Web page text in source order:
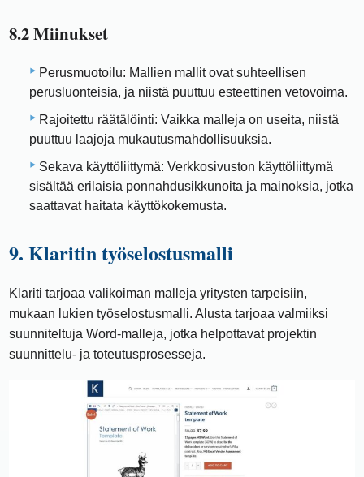
8.2 Miinukset
Perusmuotoilu: Mallien mallit ovat suhteellisen
perusluonteisia, ja niistä puuttuu esteettinen vetovoima.
Rajoitettu räätälöinti: Vaikka malleja on useita, niistä
puuttuu laajoja mukautusmahdollisuuksia.
Sekava käyttöliittymä: Verkkosivuston käyttöliittymä
sisältää erilaisia ​​ponnahdusikkunoita ja mainoksia, jotka
saattavat haitata käyttökokemusta.
9. Klaritin työselostusmalli
Klariti tarjoaa valikoiman malleja yritysten tarpeisiin,
mukaan lukien työselostusmalli. Alusta tarjoaa valmiiksi
suunniteltuja Word-malleja, jotka helpottavat projektin
suunnittelu- ja toteutusprosesseja.